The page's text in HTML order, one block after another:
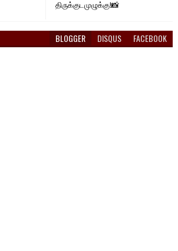
திருக்குடமுழுக்கு!📸
BLOGGER DISQUS FACEBOOK